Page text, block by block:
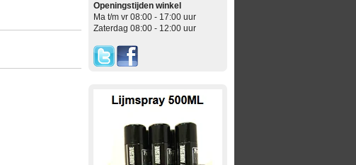
Openingstijden winkel
Ma t/m vr 08:00 - 17:00 uur
Zaterdag 08:00 - 12:00 uur